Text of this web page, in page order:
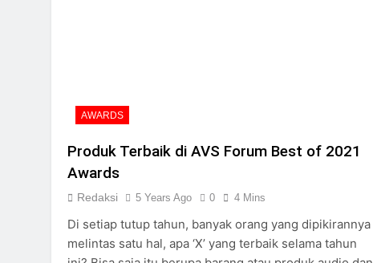
AWARDS
Produk Terbaik di AVS Forum Best of 2021
Awards
Redaksi 5 Years Ago 0 4 Mins
Di setiap tutup tahun, banyak orang yang dipikirannya
melintas satu hal, apa ‘X’ yang terbaik selama tahun